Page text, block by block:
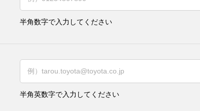
半角数字で入力してください
半角英数字で入力してください